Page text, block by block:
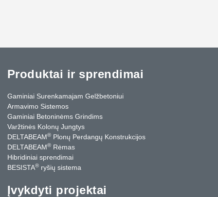
Produktai ir sprendimai
Gaminiai Surenkamajam Gelžbetoniui
Armavimo Sistemos
Gaminiai Betoninėms Grindims
Varžtinės Kolonų Jungtys
DELTABEAM® Plonų Perdangų Konstrukcijos
DELTABEAM® Rėmas
Hibridiniai sprendimai
BESISTA® ryšių sistema
Įvykdyti projektai